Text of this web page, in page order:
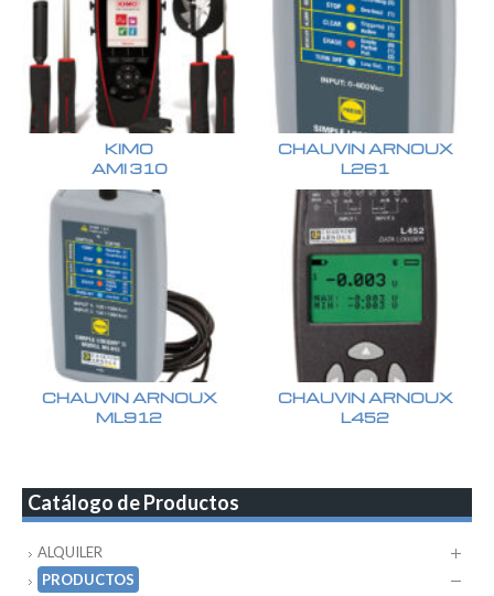
KIMO
AMI 310
CHAUVIN ARNOUX
L261
CHAUVIN ARNOUX
ML912
CHAUVIN ARNOUX
L452
Catálogo de Productos
ALQUILER
PRODUCTOS